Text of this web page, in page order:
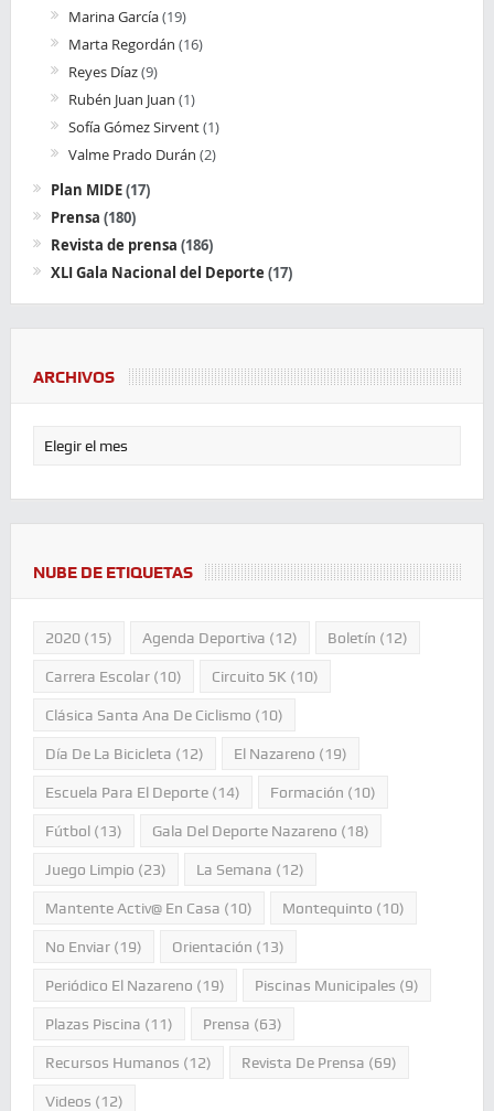
Marina García(19)
Marta Regordán (16)
Reyes Díaz(9)
Rubén Juan Juan (1)
Sofía Gómez Sirvent(1)
Valme Prado Durán (2)
Plan MIDE(17)
Prensa (180)
Revista de prensa (186)
XLI Gala Nacional del Deporte (17)
ARCHIVOS
NUBE DE ETIQUETAS
2020(15) Agenda Deportiva (12) Boletín (12)
Carrera Escolar(10) Circuito 5K (10)
Clásica Santa Ana De Ciclismo (10)
Día De La Bicicleta (12) El Nazareno (19)
Escuela Para El Deporte(14) Formación (10)
Fútbol(13) Gala Del Deporte Nazareno (18)
Juego Limpio (23) La Semana (12)
Mantente Activ@ En Casa (10) Montequinto (10)
No Enviar(19) Orientación (13)
Periódico El Nazareno (19) Piscinas Municipales (9)
Plazas Piscina (11) Prensa (63)
Recursos Humanos (12) Revista De Prensa (69)
Videos (12)